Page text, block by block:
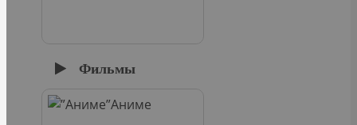
Фильмы
Аниме